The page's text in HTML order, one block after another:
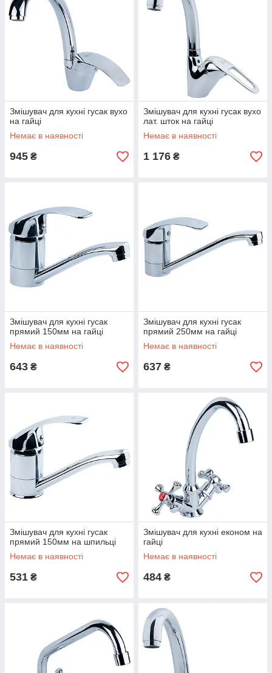
Змішувач для кухні гусак вухо
на гайці
Немає в наявності
945 ₴
Змішувач для кухні гусак вухо
лат. шток на гайці
Немає в наявності
1 176 ₴
Змішувач для кухні гусак
прямий 150мм на гайці
Немає в наявності
643 ₴
Змішувач для кухні гусак
прямий 250мм на гайці
Немає в наявності
637 ₴
Змішувач для кухні гусак
прямий 150мм на шпильці
Немає в наявності
531 ₴
Змішувач для кухні економ на
гайці
Немає в наявності
484 ₴